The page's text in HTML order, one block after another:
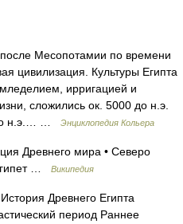
Месопотамии по времени
цивилизация. Культуры Египта
ирригацией и
сложились ок. 5000 до н.э.
н.э.… …
Энциклопедия Кольера
Древнего мира • Северо
…
Википедия
Древнего Египта
период Раннее